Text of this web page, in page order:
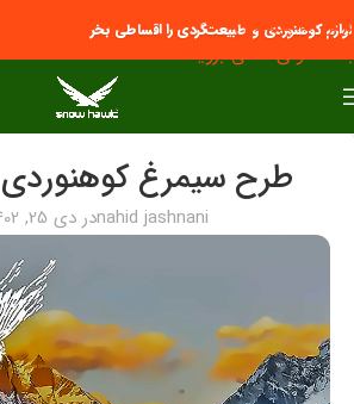
پرش به پیمایش
به محتوای اصلی بروید
لوازم کوهنوردی و طبیعت‌گردی را اقساطی بخر
طرح سیمرغ
nahid jashnaniدر دی 25, 1402